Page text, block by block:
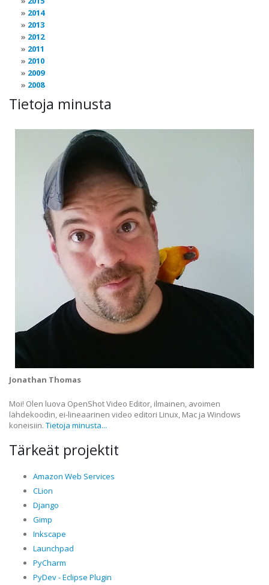
2014
2013
2012
2011
2010
2009
2008
Tietoja minusta
Jonathan Thomas
Moi! Olen luova OpenShot Video Editor, ilmainen, avoimen
lähdekoodin, ei-lineaarinen video editori Linux, Mac ja Windows
koneisiin. Tietoja minusta...
Tärkeät projektit
Amazon Web Services
CLion
Django
Gimp
Inkscape
Launchpad
PyCharm
PyDev - Eclipse Plugin